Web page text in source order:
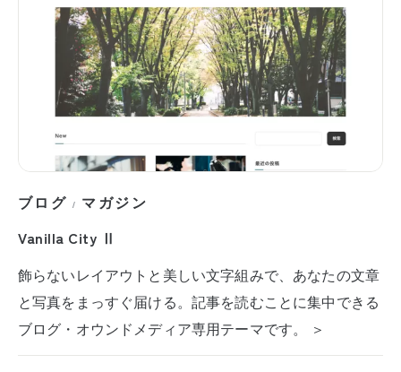
ブログ / マガジン
Vanilla City Ⅱ
飾らないレイアウトと美しい文字組みで、あなたの文章
と写真をまっすぐ届ける。記事を読むことに集中できる
ブログ・オウンドメディア専用テーマです。 ＞